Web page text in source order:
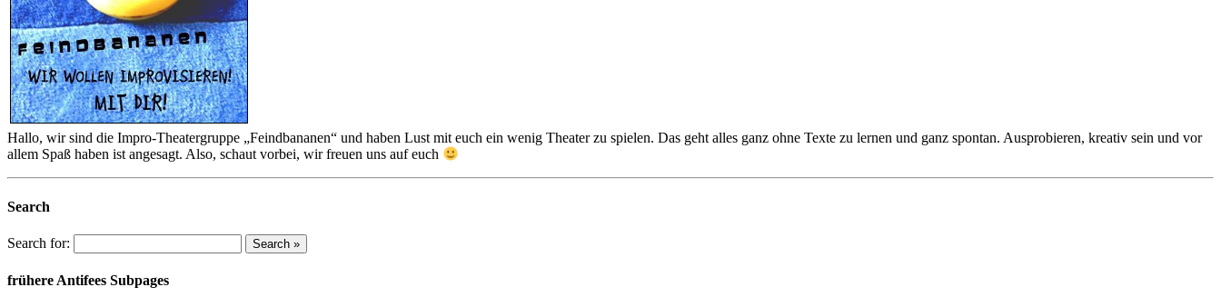
Hallo, wir sind die Impro-Theatergruppe „Feindbananen“ und haben Lust mit euch ein wenig Theater zu spielen. Das geht alles ganz ohne Texte zu lernen und ganz spontan. Ausprobieren, kreativ sein und vor
allem Spaß haben ist angesagt. Also, schaut vorbei, wir freuen uns auf euch
Search
Search for:
frühere Antifees Subpages